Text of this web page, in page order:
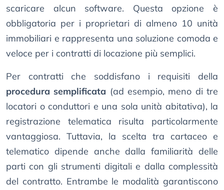
scaricare alcun software. Questa opzione è
obbligatoria per i proprietari di almeno 10 unità
immobiliari e rappresenta una soluzione comoda e
veloce per i contratti di locazione più semplici.
Per contratti che soddisfano i requisiti della
procedura semplificata (ad esempio, meno di tre
locatori o conduttori e una sola unità abitativa), la
registrazione telematica risulta particolarmente
vantaggiosa. Tuttavia, la scelta tra cartaceo e
telematico dipende anche dalla familiarità delle
parti con gli strumenti digitali e dalla complessità
del contratto. Entrambe le modalità garantiscono